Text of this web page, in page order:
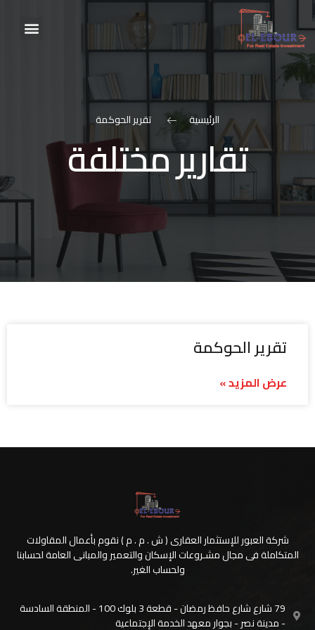
الرئيسية تقرير الحوكمة
تقارير مختلفة
تقرير الحوكمة
عرض المزيد »
شركة العبور للإستثمار العقارى ( ش . م . م ) نقوم بأعمال المقاولات
المتكاملة فى مجال مشـروعات الإسكان والتعمير والمبانى العامة لحسابنا
ولحساب الغير.
79 شارع شارع حافظ رمضان - قطعة 3 بلوك 100 - المنطقة السادسة
- مدينة نصر - بجوار معهد الخدمة الإجتماعية